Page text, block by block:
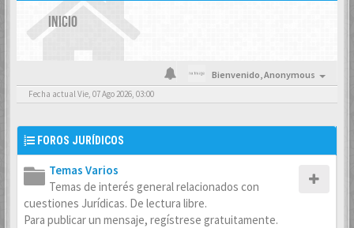
INICIO
Bienvenido,Anonymous
Fecha actual Vie, 07 Ago 2026, 03:00
FOROS JURÍDICOS
Temas Varios
Temas de interés general relacionados con
cuestiones Jurídicas. De lectura libre.
Para publicar un mensaje, regístrese gratuitamente.